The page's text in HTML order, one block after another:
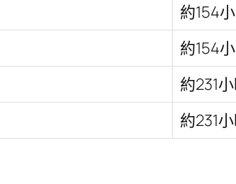
約154
約154
約231
約231